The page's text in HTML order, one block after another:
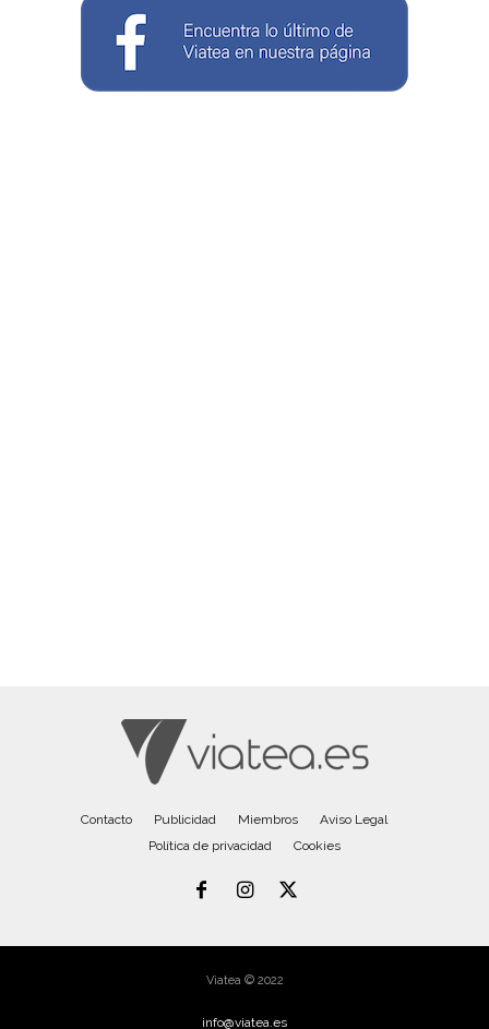
Contacto Publicidad Miembros
Aviso Legal
Política de privacidad
Cookies
Viatea © 2022
info@viatea.es